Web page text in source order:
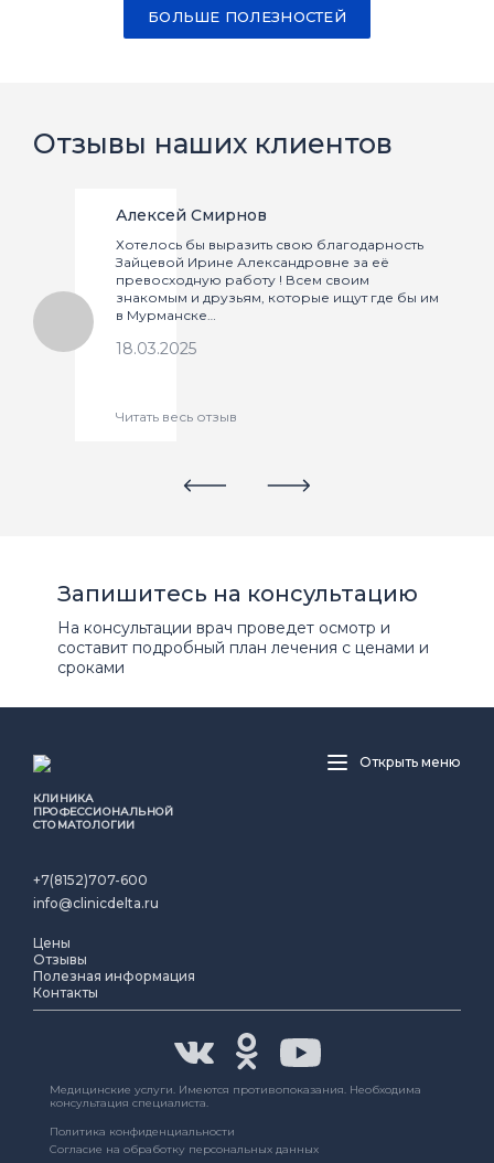
БОЛЬШЕ ПОЛЕЗНОСТЕЙ
Отзывы наших клиентов
Алексей Смирнов
Хотелось бы выразить свою благодарность
Зайцевой Ирине Александровне за её
превосходную работу ! Всем своим
знакомым и друзьям, которые ищут где бы им
в Мурманске…
18.03.2025
Читать весь отзыв
Запишитесь на консультацию
На консультации врач проведет осмотр и
составит подробный план лечения с ценами и
сроками
Открыть меню
КЛИНИКА
ПРОФЕССИОНАЛЬНОЙ
СТОМАТОЛОГИИ
+7(8152)707-600
info@clinicdelta.ru
Цены
Отзывы
Полезная информация
Контакты
Медицинские услуги. Имеются противопоказания. Необходима
консультация специалиста.
Политика конфиденциальности
Согласие на обработку персональных данных